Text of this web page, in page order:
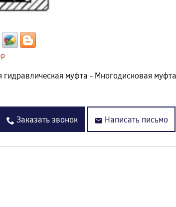
гидравлическая муфта - Многодисковая
Заказать звонок Написать письмо